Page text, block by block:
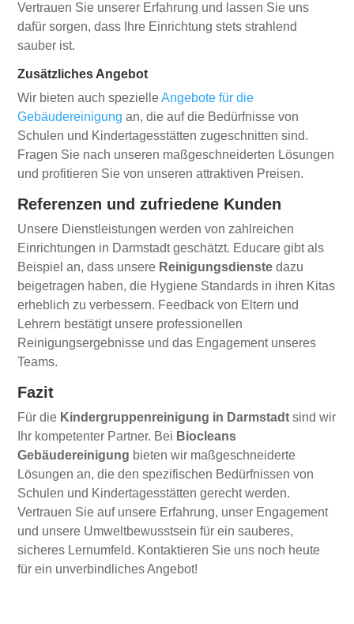
Vertrauen Sie unserer Erfahrung und lassen Sie uns
dafür sorgen, dass Ihre Einrichtung stets strahlend
sauber ist.
Zusätzliches Angebot
Wir bieten auch spezielleAngebote für die
Gebäudereinigung an, die auf die Bedürfnisse von
Schulen und Kindertagesstätten zugeschnitten sind.
Fragen Sie nach unseren maßgeschneiderten Lösungen
und profitieren Sie von unseren attraktiven Preisen.
Referenzen und zufriedene Kunden
Unsere Dienstleistungen werden von zahlreichen
Einrichtungen in Darmstadt geschätzt. Educare gibt als
Beispiel an, dass unsere Reinigungsdienste dazu
beigetragen haben, die Hygiene Standards in ihren Kitas
erheblich zu verbessern. Feedback von Eltern und
Lehrern bestätigt unsere professionellen
Reinigungsergebnisse und das Engagement unseres
Teams.
Fazit
Für die Kindergruppenreinigung in Darmstadt sind wir
Ihr kompetenter Partner. Bei Biocleans
Gebäudereinigung bieten wir maßgeschneiderte
Lösungen an, die den spezifischen Bedürfnissen von
Schulen und Kindertagesstätten gerecht werden.
Vertrauen Sie auf unsere Erfahrung, unser Engagement
und unsere Umweltbewusstsein für ein sauberes,
sicheres Lernumfeld. Kontaktieren Sie uns noch heute
für ein unverbindliches Angebot!